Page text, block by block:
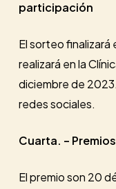
participación
El sorteo finalizará
realizará en la
diciembre de
redes sociales.
Cuarta. – Premios
El premio son 20